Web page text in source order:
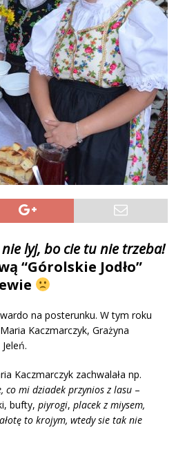
lyj, bo cie tu nie trzeba!
“Górolskie Jodło”
na posterunku. W tym roku
Kaczmarczyk, Grażyna
Kaczmarczyk zachwalała np.
co mi dziadek przynios z lasu –
bufty, piyrogi, placek z miysem,
to krojym, wtedy sie tak nie